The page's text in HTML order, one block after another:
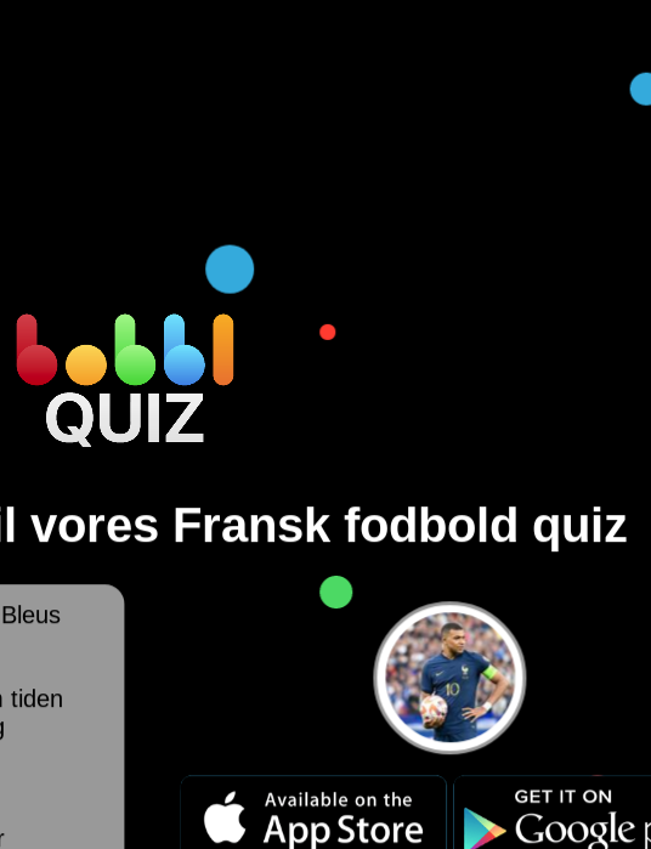
vores Fransk fodbold quiz
tiden